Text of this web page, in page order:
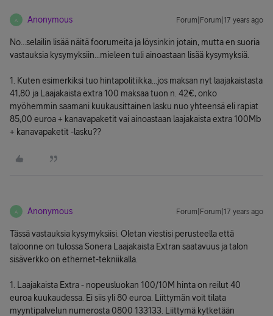
A Anonymous Forum|Forum|17 years ago
No...selailin lisää näitä foorumeita ja löysinkin jotain, mutta en suoria
vastauksia kysymyksiin...mieleen tuli ainoastaan lisää kysymyksiä.
1. Kuten esimerkiksi tuo hintapolitiikka...jos maksan nyt laajakaistasta
41,80 ja Laajakaista extra 100 maksaa tuon n. 42€, onko
myöhemmin saamani kuukausittainen lasku nuo yhteensä eli rapiat
85,00 euroa + kanavapaketit vai ainoastaan laajakaista extra 100Mb
+ kanavapaketit -lasku??
A Anonymous Forum|Forum|17 years ago
Tässä vastauksia kysymyksiisi. Oletan viestisi perusteella että
taloonne on tulossa Sonera Laajakaista Extran saatavuus ja talon
sisäverkko on ethernet-tekniikalla.
1. Laajakaista Extra - nopeusluokan 100/10M hinta on reilut 40
euroa kuukaudessa. Ei siis yli 80 euroa. Liittymän voit tilata
myyntipalvelun numerosta 0800 133133. Liittymä kytketään